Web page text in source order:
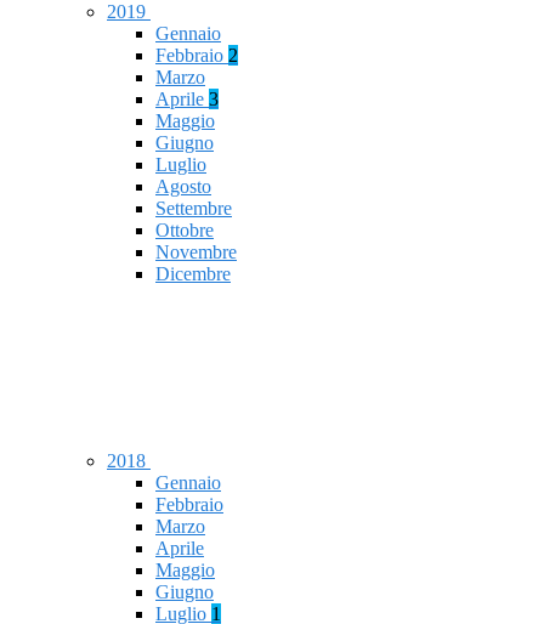
2019
Gennaio
Febbraio 2
Marzo
Aprile 3
Maggio
Giugno
Luglio
Agosto
Settembre
Ottobre
Novembre
Dicembre
2018
Gennaio
Febbraio
Marzo
Aprile
Maggio
Giugno
Luglio 1